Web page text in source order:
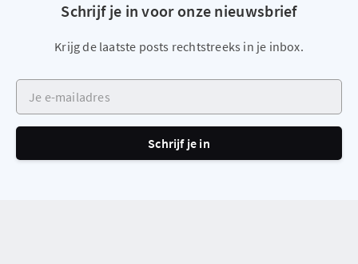
Schrijf je in voor onze nieuwsbrief
Krijg de laatste posts rechtstreeks in je inbox.
Je e-mailadres
Schrijf je in